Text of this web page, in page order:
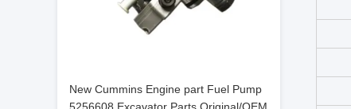
New Cummins Engine part Fuel Pump